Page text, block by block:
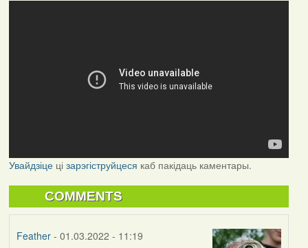
Увайдзіцеці зарэгіструйцеся каб пакідаць каментары.
COMMENTS
Feather- 01.03.2022 - 11:19